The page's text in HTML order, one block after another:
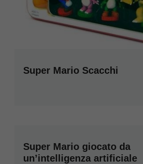
Super Mario Scacchi
Super Mario giocato da
un’intelligenza artificiale